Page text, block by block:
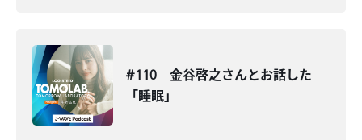
#110 金谷啓之さんとお話した
「睡眠」